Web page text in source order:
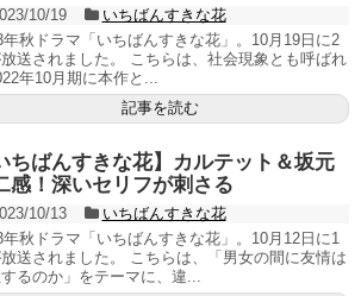
10/19
いちばんすきな花
年秋ドラマ「いちばんすきな花」。10月19日に2
送されました。 こちらは、社会現象とも呼ばれ
年10月期に本作と...
記事を読む
ちばんすきな花】カルテット＆坂元
感！深いセリフが刺さる
10/13
いちばんすきな花
年秋ドラマ「いちばんすきな花」。10月12日に1
送されました。 こちらは、「男女の間に友情は
るのか」をテーマに、違...